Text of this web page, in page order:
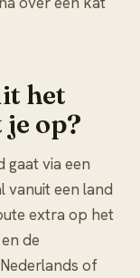
het
op?
gaat via een
vanuit een land
extra op het
de
of